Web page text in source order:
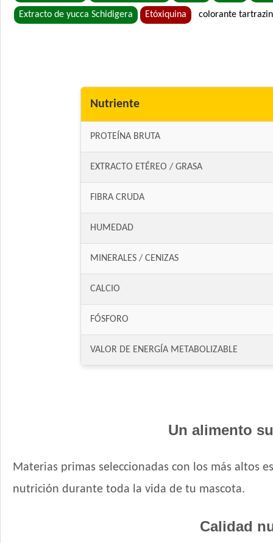
Extracto de yucca Schidigera Etóxiquina colorante
Nutriente
PROTEÍNA BRUTA
EXTRACTO ETÉREO / GRASA
FIBRA CRUDA
HUMEDAD
MINERALES / CENIZAS
CALCIO
FÓSFORO
VALOR DE ENERGÍA METABOLIZABLE
Un alimento
Materias primas seleccionadas con los más altos
nutrición durante toda la vida de tu mascota.
Calidad